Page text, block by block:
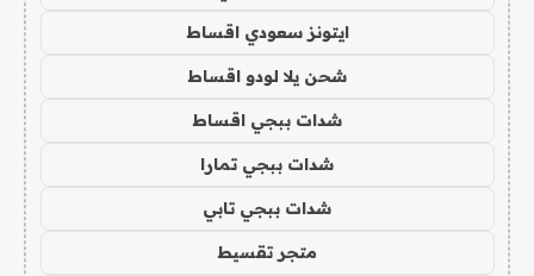
ايتونز سعودي اقساط
شحن يلا لودو اقساط
شدات ببجي اقساط
شدات ببجي تمارا
شدات ببجي تابي
متجر تقسيط